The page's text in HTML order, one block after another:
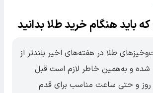
طلا در هفته‌های اخیر بلندتر از
شده و به‌همین خاطر لازم است قبل
روز و حتی ساعت مناسب برای قدم